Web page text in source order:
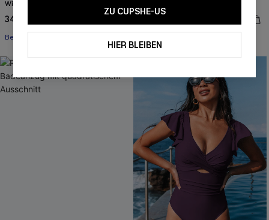
Wickelvorderseite und
34,00 €
Bestseller Nr. 1
ZU CUPSHE-US
HIER BLEIBEN